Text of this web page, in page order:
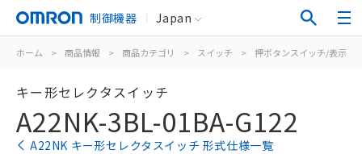
制御機器 Japan
ホーム > 商品情報 > 商品カテゴリ > スイッチ > 押ボタンスイッチ/表示灯
キー形セレクタスイッチ
A22NK-3BL-01BA-G122
A22NK キー形セレクタスイッチ 形式仕様一覧